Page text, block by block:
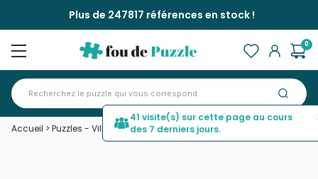
Plus de 247817 références en stock !
0
Accueil > Puzzles - Villes et Villages >Londres à Noël
41 visite(s) sur cette page au cours
des 7 derniers jours.